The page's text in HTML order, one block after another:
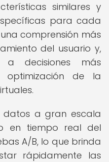
similares y
para cada
comprensión más
del usuario y,
a decisiones más
de la
datos a gran escala
en tiempo real del
A/B, lo que brinda
rápidamente las